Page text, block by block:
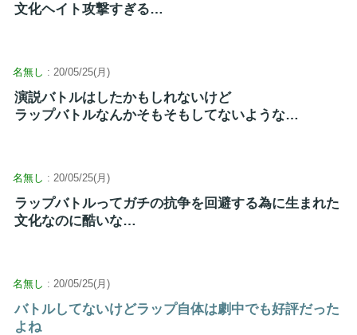
文化ヘイト攻撃すぎる…
名無し : 20/05/25(月)
演説バトルはしたかもしれないけど
ラップバトルなんかそもそもしてないような…
名無し : 20/05/25(月)
ラップバトルってガチの抗争を回避する為に生まれた
文化なのに酷いな…
名無し : 20/05/25(月)
バトルしてないけどラップ自体は劇中でも好評だった
よね